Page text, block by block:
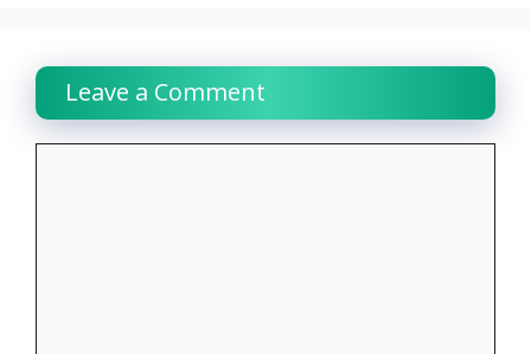
Leave a Comment